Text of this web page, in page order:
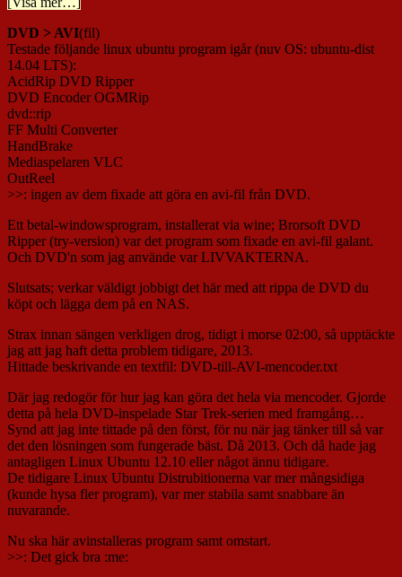
DVD > AVI(fil)
Testade följande linux ubuntu program igår (nuv OS: ubuntu-dist
14.04 LTS):
AcidRip DVD Ripper
DVD Encoder OGMRip
dvd::rip
FF Multi Converter
HandBrake
Mediaspelaren VLC
OutReel
>>: ingen av dem fixade att göra en avi-fil från DVD.
Ett betal-windowsprogram, installerat via wine; Brorsoft DVD
Ripper (try-version) var det program som fixade en avi-fil galant.
Och DVD'n som jag använde var LIVVAKTERNA.
Slutsats; verkar väldigt jobbigt det här med att rippa de DVD du
köpt och lägga dem på en NAS.
Strax innan sängen verkligen drog, tidigt i morse 02:00, så upptäckte
jag att jag haft detta problem tidigare, 2013.
Hittade beskrivande en textfil: DVD-till-AVI-mencoder.txt
Där jag redogör för hur jag kan göra det hela via mencoder. Gjorde
detta på hela DVD-inspelade Star Trek-serien med framgång…
Synd att jag inte tittade på den först, för nu när jag tänker till så var
det den lösningen som fungerade bäst. Då 2013. Och då hade jag
antagligen Linux Ubuntu 12.10 eller något ännu tidigare.
De tidigare Linux Ubuntu Distrubitionerna var mer mångsidiga
(kunde hysa fler program), var mer stabila samt snabbare än
nuvarande.
Nu ska här avinstalleras program samt omstart.
>>: Det gick bra :me: